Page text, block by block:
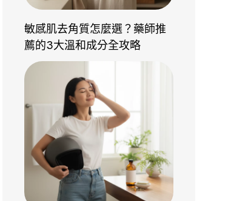
敏感肌去角質怎麼選？藥師推
薦的3大溫和成分全攻略